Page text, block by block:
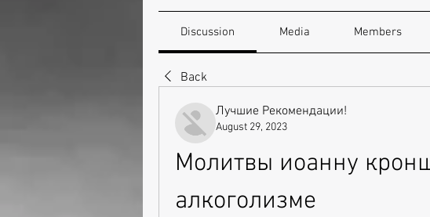
Discussion Media Members
Back
Лучшие Рекомендации!
August 29, 2023
Молитвы иоанну
алкоголизме